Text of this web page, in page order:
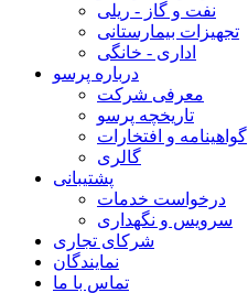
نفت و گاز - ریلی
تجهیزات بیمارستانی
اداری - خانگی
درباره پرسو
معرفی شرکت
تاریخچه پرسو
گواهینامه و افتخارات
گالری
پشتیبانی
درخواست خدمات
سرویس و نگهداری
شرکای تجاری
نمایندگان
تماس با ما